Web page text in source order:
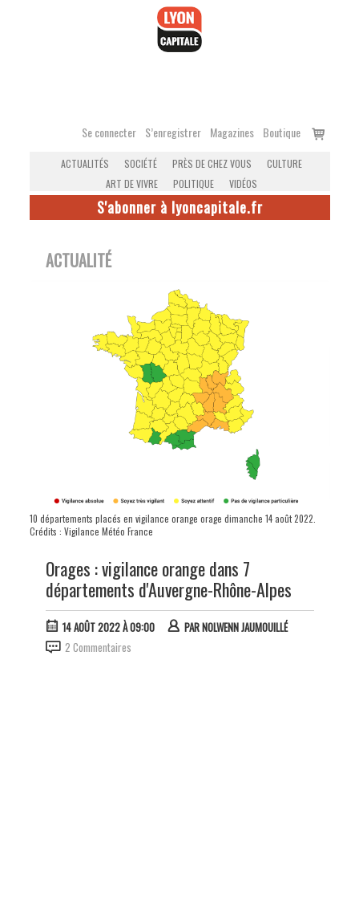
Se connecter S’enregistrer Magazines Boutique
Voir
ACTUALITÉS SOCIÉTÉ PRÈS DE CHEZ VOUS
CULTURE
ART DE VIVRE
POLITIQUE VIDÉOS
S'abonner à lyoncapitale.fr
ACTUALITÉ
10 départements placés en vigilance orange orage dimanche 14 août 2022.
Crédits : Vigilance Météo France
Orages : vigilance orange dans 7
départements d'Auvergne-Rhône-Alpes
14 AOÛT 2022 À 09:00 PARNOLWENN JAUMOUILLÉ
2 Commentaires